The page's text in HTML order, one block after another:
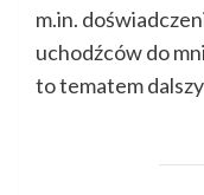
m.in.
uchodźców do
to tematem